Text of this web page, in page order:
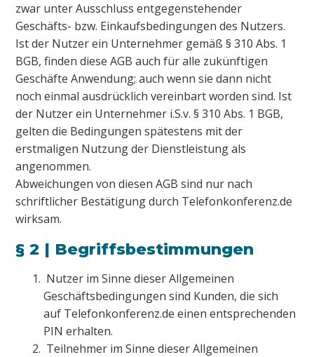
zwar unter Ausschluss entgegenstehender
Geschäfts- bzw. Einkaufsbedingungen des Nutzers.
Ist der Nutzer ein Unternehmer gemäß § 310 Abs. 1
BGB, finden diese AGB auch für alle zukünftigen
Geschäfte Anwendung; auch wenn sie dann nicht
noch einmal ausdrücklich vereinbart worden sind. Ist
der Nutzer ein Unternehmer i.S.v. § 310 Abs. 1 BGB,
gelten die Bedingungen spätestens mit der
erstmaligen Nutzung der Dienstleistung als
angenommen.
Abweichungen von diesen AGB sind nur nach
schriftlicher Bestätigung durch Telefonkonferenz.de
wirksam.
§ 2 | Begriffsbestimmungen
Nutzer im Sinne dieser Allgemeinen
Geschäftsbedingungen sind Kunden, die sich
auf Telefonkonferenz.de einen entsprechenden
PIN erhalten.
Teilnehmer im Sinne dieser Allgemeinen